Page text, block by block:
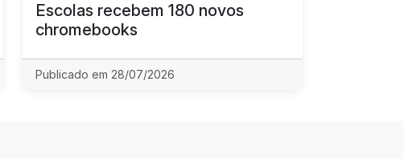
Escolas recebem 180 novos
chromebooks
Publicado em 28/07/2026